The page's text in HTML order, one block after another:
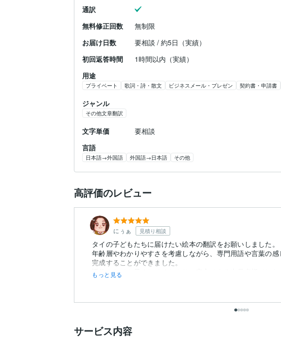
通訳
無料修正回数
無制限
お届け日数
要相談 / 約5日（実績）
初回返答時間
1時間以内（実績）
用途
プライベート 歌詞・詩・散文 ビジネスメール・プレゼン 契約書・申請書
ジャンル
その他文章翻訳
文字単価
要相談
言語
日本語→外国語 外国語→日本語 その他
高評価のレビュー
にぅぁ 見積り相談
タイの子どもたちに届けたい絵本の翻訳をお願いしました。
年齢層やわかりやすさを考慮しながら、専門用語や言葉の感
完成することができました。
返信もとても早くしてくださり、安心できる出品者様でした。
もっと見る
サービス内容